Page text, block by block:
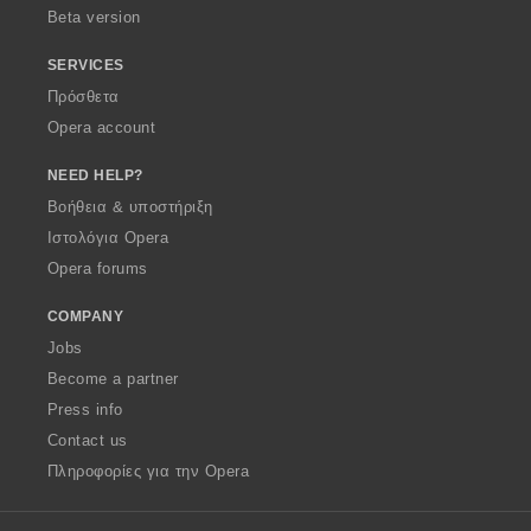
Beta version
SERVICES
Πρόσθετα
Opera account
NEED HELP?
Βοήθεια & υποστήριξη
Ιστολόγια Opera
Opera forums
COMPANY
Jobs
Become a partner
Press info
Contact us
Πληροφορίες για την Opera